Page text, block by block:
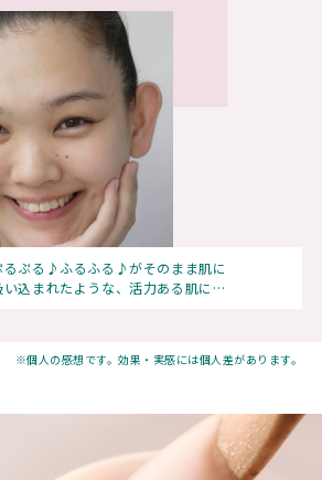
るぷる♪ふるふる♪がそのまま肌に
い込まれたような、活力ある肌に…
※個人の感想です。効果・実感には個人差があります。